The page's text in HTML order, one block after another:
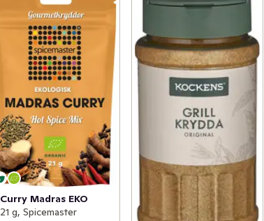
Curry Madras EKO
21 g, Spicemaster